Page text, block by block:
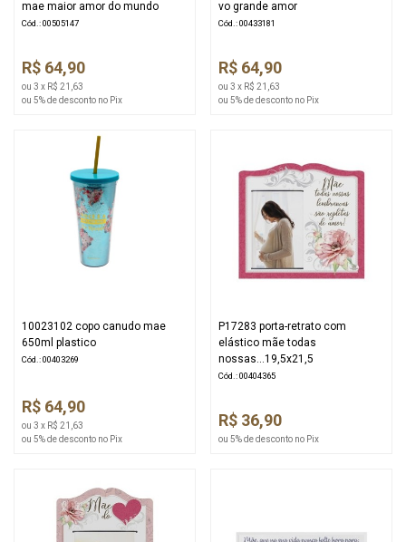
mae maior amor do mundo
Cód.: 00505147
R$ 64,90
ou 3 x R$ 21,63
ou 5% de desconto no Pix
vo grande amor
Cód.: 00433181
R$ 64,90
ou 3 x R$ 21,63
ou 5% de desconto no Pix
10023102 copo canudo mae
650ml plastico
Cód.: 00403269
R$ 64,90
ou 3 x R$ 21,63
ou 5% de desconto no Pix
P17283 porta-retrato com
elástico mãe todas
nossas...19,5x21,5
Cód.: 00404365
R$ 36,90
ou 5% de desconto no Pix